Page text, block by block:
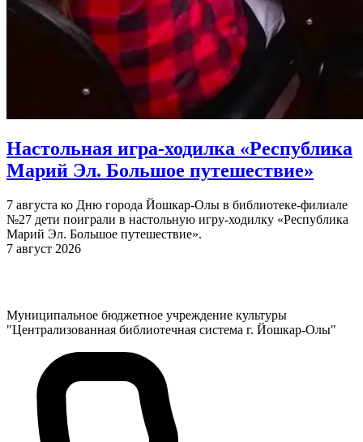
Настольная игра-ходилка «Республика
Марий Эл. Большое путешествие»
7 августа ко Дню города Йошкар-Олы в библиотеке-филиале
№27 дети поиграли в настольную игру-ходилку «Республика
Марий Эл. Большое путешествие».
7 август 2026
Муниципальное бюджетное учреждение культуры
"Централизованная библиотечная система г. Йошкар-Олы"